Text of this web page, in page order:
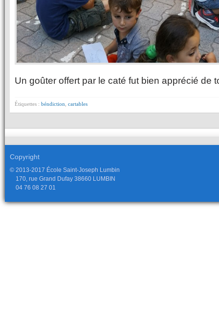
Un goûter offert par le caté fut bien apprécié de
Étiquettes : béndiction cartables
Copyright
© 2013-2017 École Saint-Joseph Lumbin
170, rue Grand Dufay 38660 LUMBIN
04 76 08 27 01